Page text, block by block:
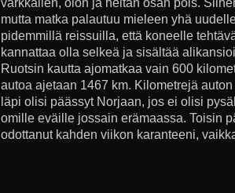
värkkäilen, oion ja heitän osan pois.
mutta matka palautuu mieleen yhä
pidemmillä reissuilla, että koneelle
kannattaa olla selkeä ja sisältää
Ruotsin kautta ajomatkaa vain 600
autoa ajetaan 1467 km. Kilometrejä
läpi olisi päässyt Norjaan, jos ei olisi
omille eväille jossain erämaassa. Toisin
odottanut kahden viikon karanteeni,